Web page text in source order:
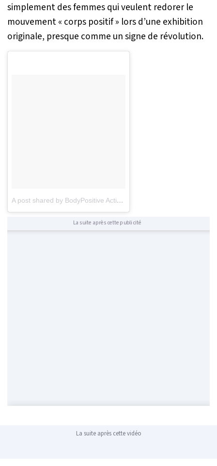
simplement des femmes qui veulent redorer le
mouvement « corps positif » lors d’une exhibition
originale, presque comme un signe de révolution.
A post shared by BodyPositive Activist Model (@khrystyana)
La suite après cette publicité
La suite après cette vidéo